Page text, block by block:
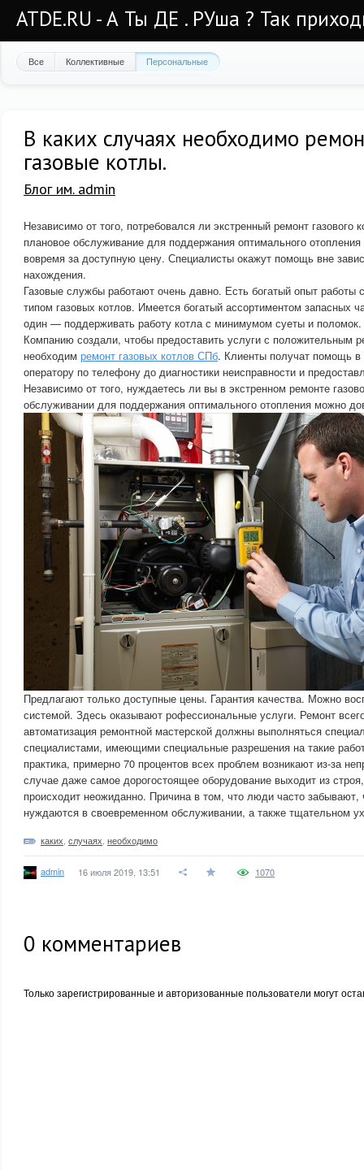
ATDE.RU - А Ты ДЕ . РУша ? Так
Все Коллективные Персональные
В каких случаях необходимо
газовые котлы.
Блог им. admin
Независимо от того, потребовался ли экстренный ремонт газового
плановое обслуживание для поддержания оптимального
вовремя за доступную цену. Специалисты окажут помощь вне
нахождения.
Газовые службы работают очень давно. Есть богатый опыт работы
типом газовых котлов. Имеется богатый ассортиментом запасных
один — поддерживать работу котла с минимумом суеты и поломок.
Компанию создали, чтобы предоставить услуги с положительным
необходим ремонт газовых котлов СПб. Клиенты получат помощь
оператору по телефону до диагностики неисправности и
Независимо от того, нуждаетесь ли вы в экстренном ремонте
обслуживании для поддержания оптимального отопления можно
Предлагают только доступные цены. Гарантия качества. Можно
системой. Здесь оказывают рофессиональные услуги. Ремонт
автоматизация ремонтной мастерской должны выполняться
специалистами, имеющими специальные разрешения на такие
практика, примерно 70 процентов всех проблем возникают из-за
случае даже самое дорогостоящее оборудование выходит из
происходит неожиданно. Причина в том, что люди часто
нуждаются в своевременном обслуживании, а также тщательном
каких случаях необходимо
admin 16 июля 2019, 13:51 1070
0 комментариев
Только зарегистрированные и авторизованные пользователи могут